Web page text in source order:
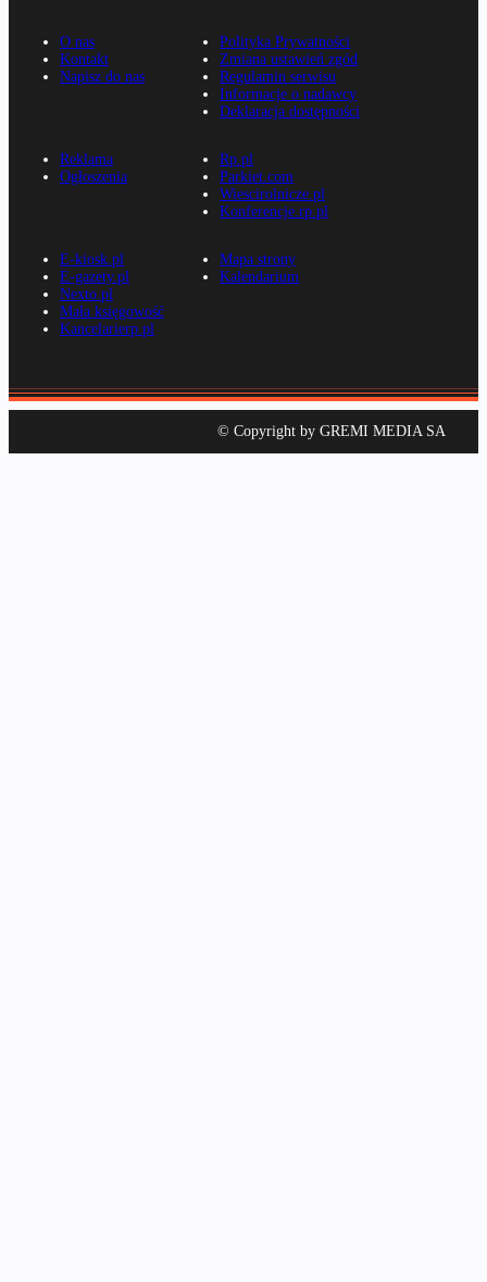
O nas
Kontakt
Napisz do nas
Polityka Prywatności
Zmiana ustawień zgód
Regulamin serwisu
Informacje o nadawcy
Deklaracja dostępności
Reklama
Ogłoszenia
Rp.pl
Parkiet.com
Wiescirolnicze.pl
Konferencje.rp.pl
E-kiosk.pl
E-gazety.pl
Nexto.pl
Mała księgowość
Kancelarierp.pl
Mapa strony
Kalendarium
© Copyright by GREMI MEDIA SA